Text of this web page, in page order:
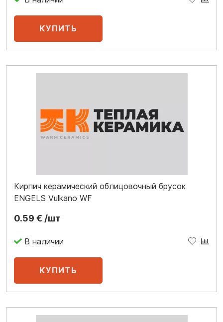
Кирпич керамический облицовочный брусок
ENGELS Vulkano WF
0.59 € /шт